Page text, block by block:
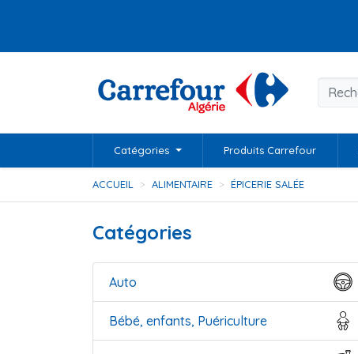
Catégories Produits Carrefour
ACCUEIL ALIMENTAIRE ÉPICERIE SALÉE
Catégories
Auto
Bébé, enfants, Puériculture